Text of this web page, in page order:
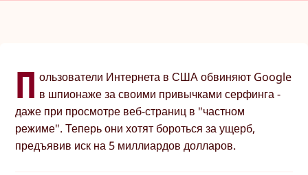
П ользователи Интернета в США обвиняют Google
в шпионаже за своими привычками серфинга -
даже при просмотре веб-страниц в "частном
режиме". Теперь они хотят бороться за ущерб,
предъявив иск на 5 миллиардов долларов.